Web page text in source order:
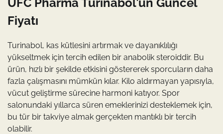
Fiyatı
Turinabol, kas kütlesini artırmak ve dayanıklılığı
yükseltmek için tercih edilen bir anabolik steroiddir. Bu
ürün, hızlı bir şekilde etkisini göstererek sporcuların daha
fazla çalışmasını mümkün kılar. Kilo aldırmayan yapısıyla,
vücut geliştirme sürecine harmoni katıyor. Spor
salonundaki yıllarca süren emeklerinizi desteklemek için,
bu tür bir takviye almak gerçekten mantıklı bir tercih
olabilir.